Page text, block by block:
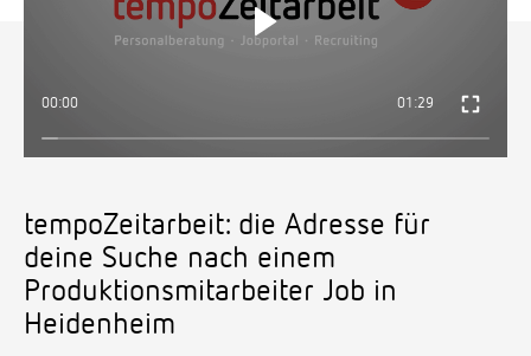
00:00 01:29
tempoZeitarbeit: die Adresse für
deine Suche nach einem
Produktionsmitarbeiter Job in
Heidenheim